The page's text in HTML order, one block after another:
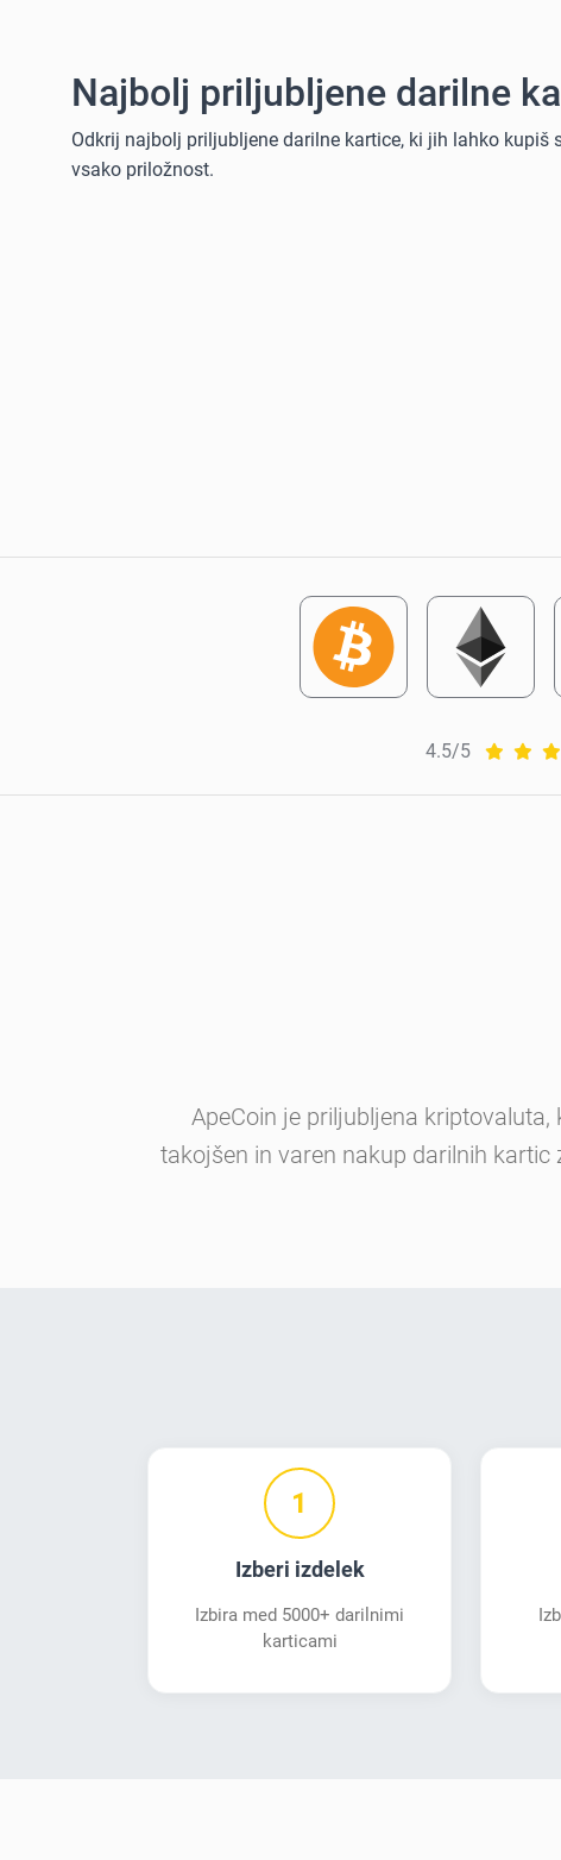
Najbolj priljubljene darilne
Odkrij najbolj priljubljene darilne kartice, ki jih lahko
vsako priložnost.
4.5/5
ApeCoin je priljubljena
takojšen in varen nakup darilnih
1
Izberi izdelek
Izbira med 5000+ darilnimi
karticami